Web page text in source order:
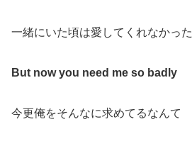
一緒にいた頃は愛してくれなかった
But now you need me so badly
今更俺をそんなに求めてるなんて